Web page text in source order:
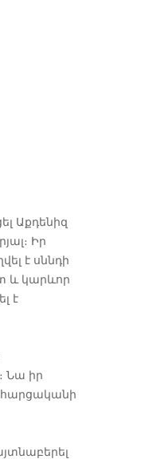
Աքդենիզ
Իր
է սննդի
և կարևոր
է
Նա իր
հարցականի